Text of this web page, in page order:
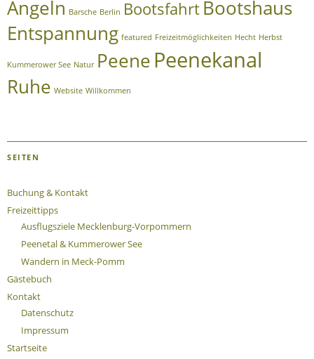
Angeln Barsche Berlin BootsfahrtBootshaus
Entspannung featured Freizeitmöglichkeiten Hecht Herbst
Kummerower See Natur PeenePeenekanal
Ruhe Website Willkommen
SEITEN
Buchung & Kontakt
Freizeittipps
Ausflugsziele Mecklenburg-Vorpommern
Peenetal & Kummerower See
Wandern in Meck-Pomm
Gästebuch
Kontakt
Datenschutz
Impressum
Startseite